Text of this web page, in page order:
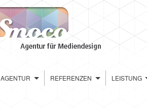
AGENTUR REFERENZEN LEISTUNG